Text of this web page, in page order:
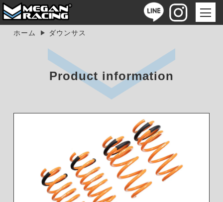
ホーム ダウンサス
Product information